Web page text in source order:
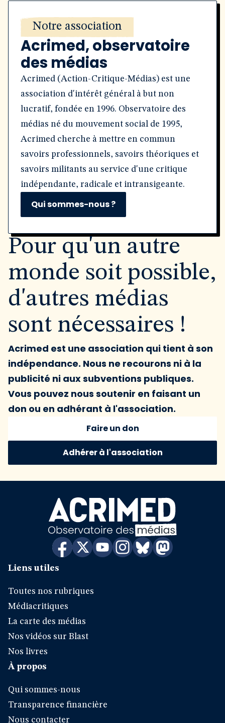
Notre association
Acrimed, observatoire
des médias
Acrimed (Action-Critique-Médias) est une
association d'intérêt général à but non
lucratif, fondée en 1996. Observatoire des
médias né du mouvement social de 1995,
Acrimed cherche à mettre en commun
savoirs professionnels, savoirs théoriques et
savoirs militants au service d'une critique
indépendante, radicale et intransigeante.
Qui sommes-nous ?
Pour qu'un autre
monde soit possible,
d'autres médias
sont nécessaires !
Acrimed est une association qui tient à son
indépendance. Nous ne recourons ni à la
publicité ni aux subventions publiques.
Vous pouvez nous soutenir en faisant un
don ou en adhérant à l'association.
Faire un don
Adhérer à l'association
Liens utiles
Toutes nos rubriques
Médiacritiques
La carte des médias
Nos vidéos sur Blast
Nos livres
À propos
Qui sommes-nous
Transparence financière
Nous contacter